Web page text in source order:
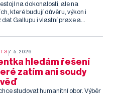
na dokonalosti, ale na
které budují důvěru, výkon i
dat Gallupu i vlastní praxe a
můžete začít dělat hned zítra.
7.5.2026
hledám řešení
zatím ani soudy
studovat humanitní obor. Výběr